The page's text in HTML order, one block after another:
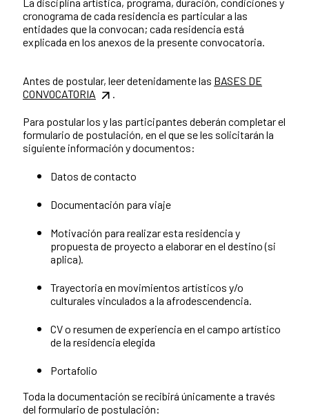
cronograma de cada residencia es particular a las
entidades que la convocan; cada residencia está
explicada en los anexos de la presente convocatoria.
Antes de postular, leer detenidamente las BASES DE
CONVOCATORIA
.
Para postular los y las participantes deberán completar el
formulario de postulación, en el que se les solicitarán la
siguiente información y documentos:
Datos de contacto
Documentación para viaje
Motivación para realizar esta residencia y
propuesta de proyecto a elaborar en el destino (si
aplica).
Trayectoria en movimientos artísticos y/o
culturales vinculados a la afrodescendencia.
CV o resumen de experiencia en el campo artístico
de la residencia elegida
Portafolio
Toda la documentación se recibirá únicamente a través
del formulario de postulación: